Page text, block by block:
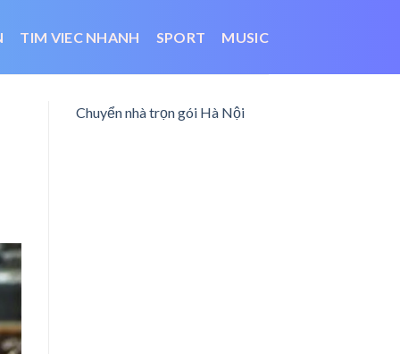
TIM VIEC NHANH SPORT MUSIC
Chuyển nhà trọn gói Hà Nội